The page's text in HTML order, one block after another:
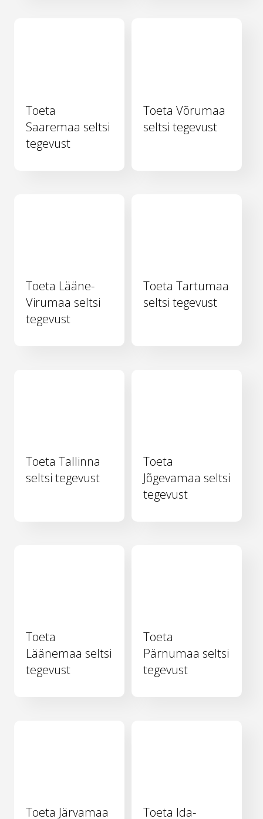
Toeta
Saaremaa seltsi
tegevust
Toeta Võrumaa
seltsi tegevust
Toeta Lääne-
Virumaa seltsi
tegevust
Toeta Tartumaa
seltsi tegevust
Toeta Tallinna
seltsi tegevust
Toeta
Jõgevamaa seltsi
tegevust
Toeta
Läänemaa seltsi
tegevust
Toeta
Pärnumaa seltsi
tegevust
Toeta Järvamaa
Toeta Ida-